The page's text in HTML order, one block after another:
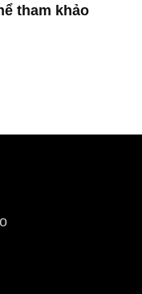
tham khảo